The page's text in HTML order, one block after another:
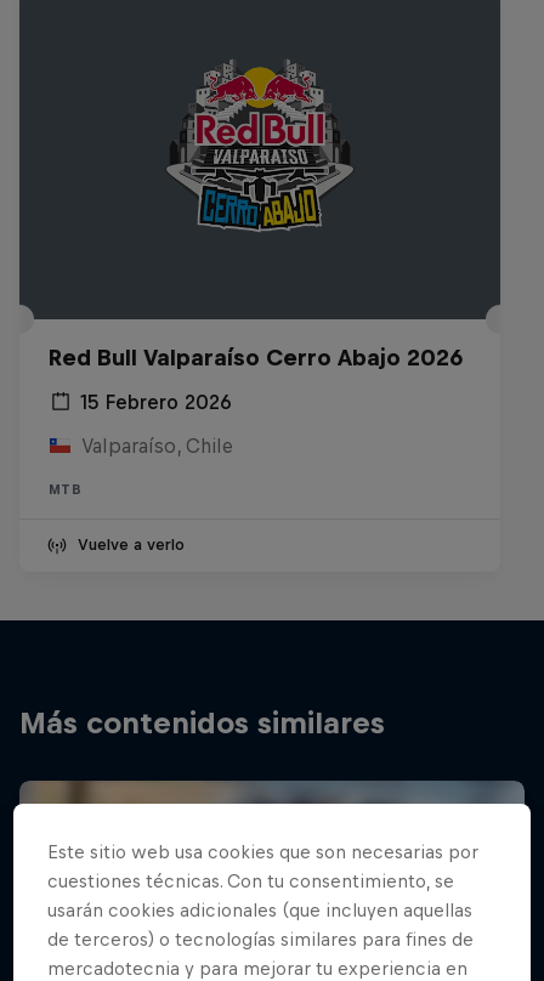
Red Bull Valparaíso Cerro Abajo 2026
15 Febrero 2026
Valparaíso, Chile
MTB
Vuelve a verlo
Más contenidos similares
Este sitio web usa cookies que son necesarias por
cuestiones técnicas. Con tu consentimiento, se
usarán cookies adicionales (que incluyen aquellas
de terceros) o tecnologías similares para fines de
mercadotecnia y para mejorar tu experiencia en